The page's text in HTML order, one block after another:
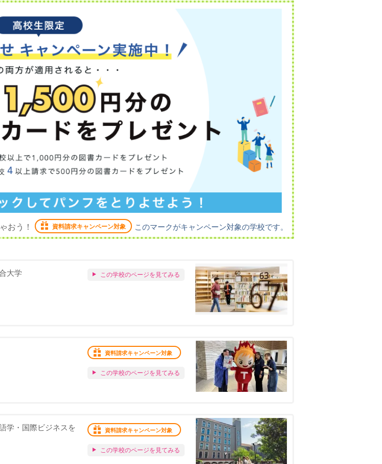
おう！ 資料請求キャンペーン対象 このマークがキャンペーン対象の学校です。
大学 この学校のページを見てみる
資料請求キャンペーン対象
この学校のページを見てみる
学・国際ビジネスを
資料請求キャンペーン対象
この学校のページを見てみる